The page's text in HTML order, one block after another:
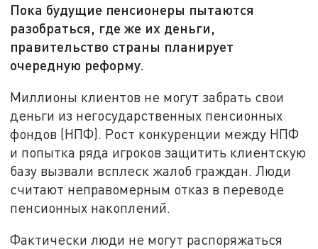
Пока будущие пенсионеры пытаются
разобраться, где же их деньги,
правительство страны планирует
очередную реформу.
Миллионы клиентов не могут забрать свои
деньги из негосударственных пенсионных
фондов (НПФ). Рост конкуренции между НПФ
и попытка ряда игроков защитить клиентскую
базу вызвали всплеск жалоб граждан. Люди
считают неправомерным отказ в переводе
пенсионных накоплений.
Фактически люди не могут распоряжаться